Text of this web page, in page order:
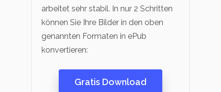
arbeitet sehr stabil. In nur 2 Schritten
können Sie Ihre Bilder in den oben
genannten Formaten in ePub
konvertieren:
Gratis Download